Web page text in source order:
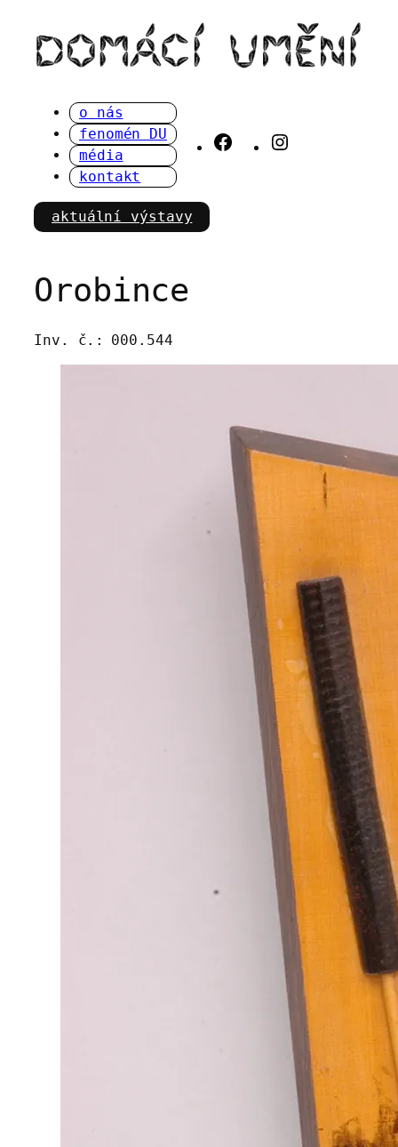
obsah
o nás
fenomén DU
média
kontakt
Facebook
aktuální výstavy
Orobince
Inv. č.: 000.544